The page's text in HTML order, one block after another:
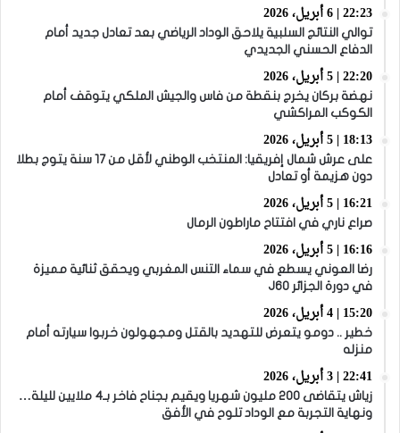
22:23 | 6 أبريل، 2026
توالي النتائج السلبية يلاحق الوداد الرياضي بعد تعادل جديد أمام
الدفاع الحسني الجديدي
22:20 | 5 أبريل، 2026
نهضة بركان يخرج بنقطة من فاس والجيش الملكي يتوقف أمام
الكوكب المراكشي
18:13 | 5 أبريل، 2026
على عرش شمال إفريقيا: المنتخب الوطني لأقل من 17 سنة يتوج بطلا
دون هزيمة أو تعادل
16:21 | 5 أبريل، 2026
صراع ناري في افتتاح ماراطون الرمال
16:16 | 5 أبريل، 2026
رضا العوني يسطع في سماء التنس المغربي ويحقق ثنائية مميزة
في دورة الجزائر J60
15:20 | 4 أبريل، 2026
خطير .. دومو يتعرض للتهديد بالقتل ومجهولون خربوا سيارته أمام
منزله
22:41 | 3 أبريل، 2026
زياش يتقاضى 200 مليون شهريا ويقيم بجناح فاخر بـ4 ملايين لليلة…
ونهاية التجربة مع الوداد تلوح في الأفق